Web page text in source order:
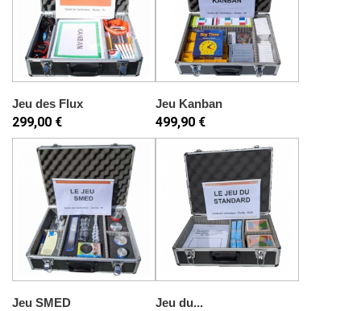
Jeu des Flux
299,00 €
Jeu Kanban
499,90 €
Jeu SMED Jeu du...